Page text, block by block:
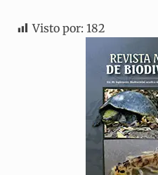
Visto por: 182